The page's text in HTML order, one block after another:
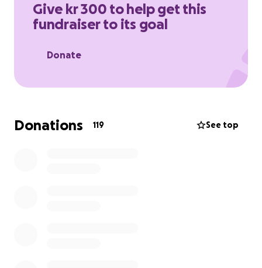
Give kr 300 to help get this
fundraiser to its goal
Donate
Donations 119 See top